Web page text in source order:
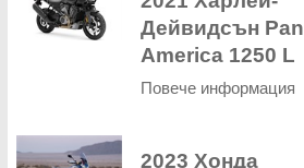
Дейвидсън Pan
America 1250 L
Повече информация
2023 Хонда